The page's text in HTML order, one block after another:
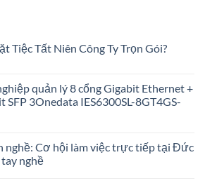
Tiệc Tất Niên Công Ty Trọn Gói?
quản lý 8 cổng Gigabit Ethernet +
SFP 3Onedata IES6300SL-8GT4GS-
nghề: Cơ hội làm việc trực tiếp tại Đức
nghề